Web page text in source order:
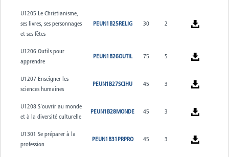
U1205 Le Christianisme,
ses livres, ses personnages
et ses fêtes
PEUN1B25RELIG 30 2
U1206 Outils pour
apprendre
PEUN1B26OUTIL 75 5
U1207 Enseigner les
sciences humaines
PEUN1B27SCIHU 45 3
U1208 S'ouvrir au monde
et à la diversité culturelle
PEUN1B28MONDE 45 3
U1301 Se préparer à la
profession
PEUN1B31PRPRO 45 3